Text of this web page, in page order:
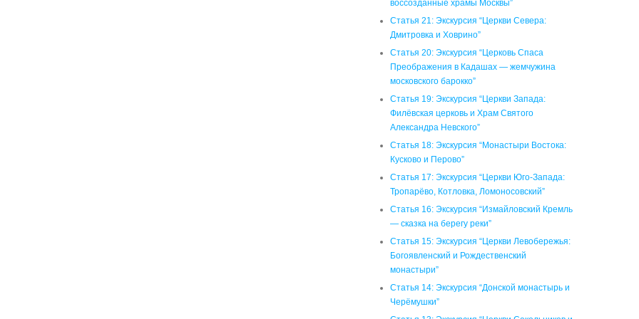
воссозданные храмы Москвы”
Статья 21: Экскурсия “Церкви Севера:
Дмитровка и Ховрино”
Статья 20: Экскурсия “Церковь Спаса
Преображения в Кадашах — жемчужина
московского барокко”
Статья 19: Экскурсия “Церкви Запада:
Филёвская церковь и Храм Святого
Александра Невского”
Статья 18: Экскурсия “Монастыри Востока:
Кусково и Перово”
Статья 17: Экскурсия “Церкви Юго-Запада:
Тропарёво, Котловка, Ломоносовский”
Статья 16: Экскурсия “Измайловский Кремль
— сказка на берегу реки”
Статья 15: Экскурсия “Церкви Левобережья:
Богоявленский и Рождественский
монастыри”
Статья 14: Экскурсия “Донской монастырь и
Черёмушки”